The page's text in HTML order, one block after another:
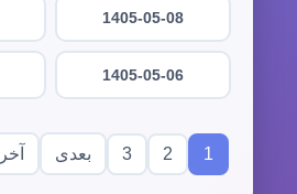
1405-05-08
1405-05-06
1
2
3 بعدی آخر